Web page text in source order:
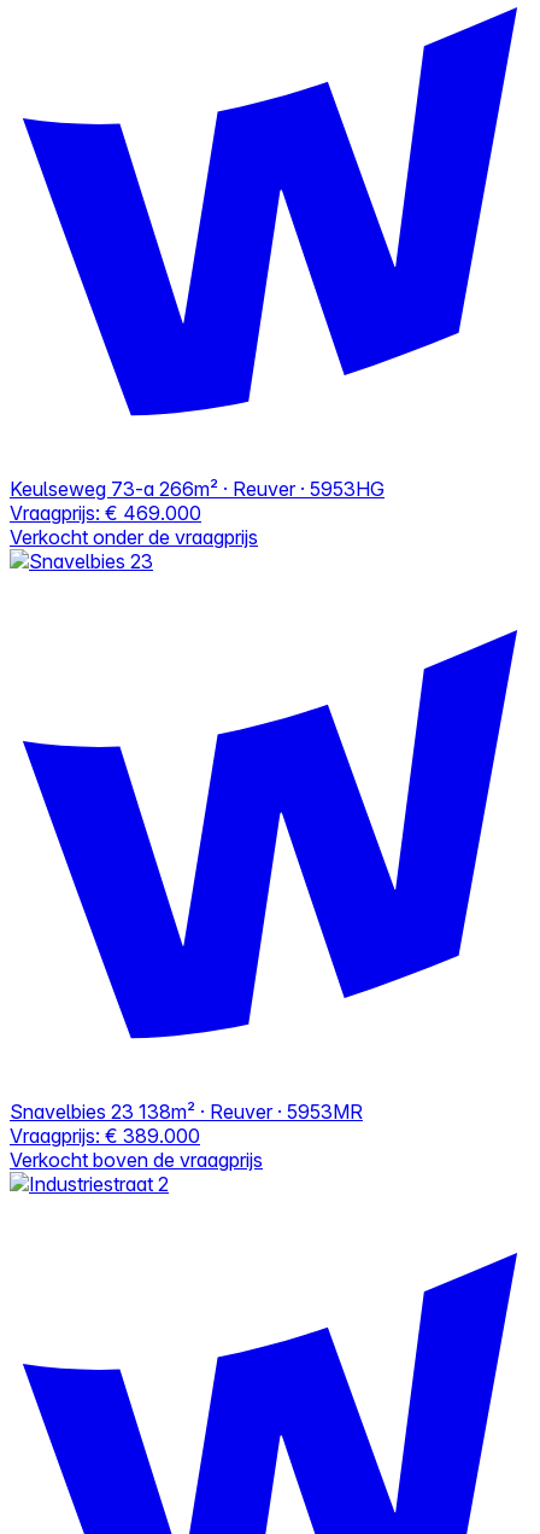
Keulseweg 73-a 266m² · Reuver · 5953HG
Vraagprijs: € 469.000
Verkocht onder de vraagprijs
Snavelbies 23 138m² · Reuver · 5953MR
Vraagprijs: € 389.000
Verkocht boven de vraagprijs